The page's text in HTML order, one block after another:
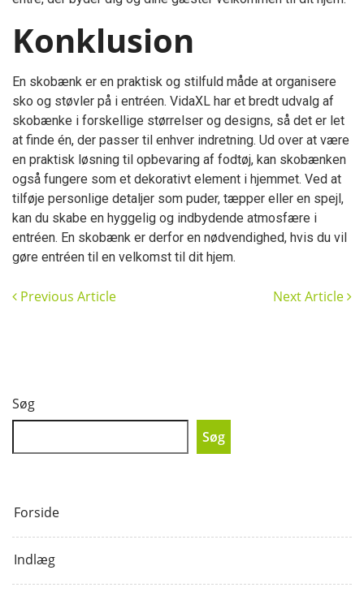
Konklusion
En skobænk er en praktisk og stilfuld måde at organisere
sko og støvler på i entréen. VidaXL har et bredt udvalg af
skobænke i forskellige størrelser og designs, så det er let
at finde én, der passer til enhver indretning. Ud over at være
en praktisk løsning til opbevaring af fodtøj, kan skobænken
også fungere som et dekorativt element i hjemmet. Ved at
tilføje personlige detaljer som puder, tæpper eller en spejl,
kan du skabe en hyggelig og indbydende atmosfære i
entréen. En skobænk er derfor en nødvendighed, hvis du vil
gøre entréen til en velkomst til dit hjem.
Previous Article Next Article
Søg
Søg
Forside
Indlæg